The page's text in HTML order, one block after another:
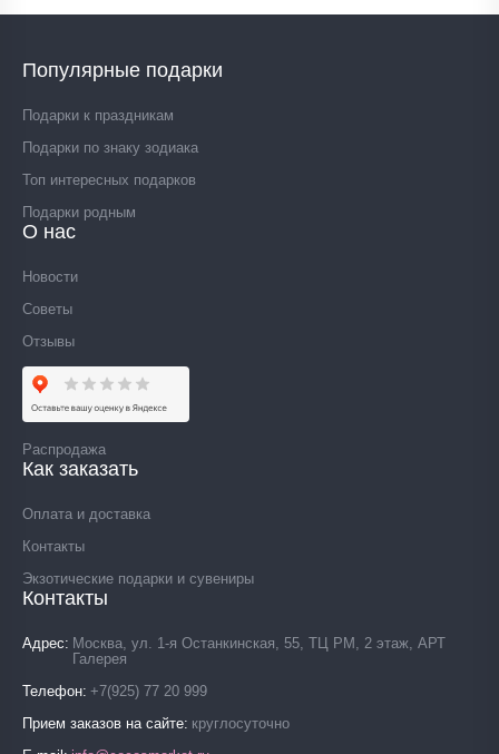
Популярные подарки
Подарки к праздникам
Подарки по знаку зодиака
Топ интересных подарков
Подарки родным
О нас
Новости
Советы
Отзывы
Распродажа
Как заказать
Оплата и доставка
Контакты
Экзотические подарки и сувениры
Контакты
Адрес
Москва, ул. 1-я Останкинская, 55, ТЦ РМ, 2 этаж, АРТ
Галерея
Телефон +7(925) 77 20 999
Прием заказов на сайте круглосуточно